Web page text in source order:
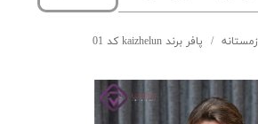
زمستانه پافر برند kaizhelun کد 01